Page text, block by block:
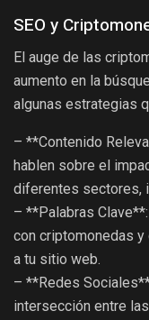
SEO y
El auge de las
aumento en la
algunas estrategias
– **Contenido
hablen sobre el
diferentes sectores,
– **Palabras
con criptomonedas y
a tu sitio web.
– **Redes
intersección entre